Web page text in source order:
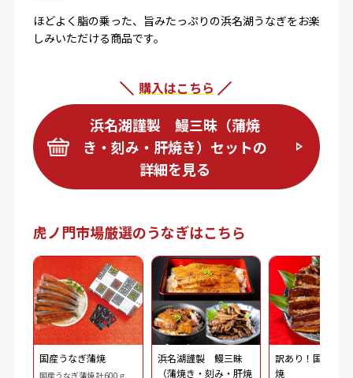
ほどよく脂の乗った、旨みたっぷりの浜名湖うなぎをお楽
しみいただける商品です。
購入はこちら
浜名湖謹製 鰻三昧（蒲焼
き・刻み・肝焼き）セットの
詳細を見る
虎ノ門市場厳選のうなぎはこちら
国産うなぎ蒲焼
国産うなぎ蒲焼 計600ｇ
浜名湖謹製 鰻三昧
（蒲焼き・刻み・肝焼
訳あり！国産う
焼